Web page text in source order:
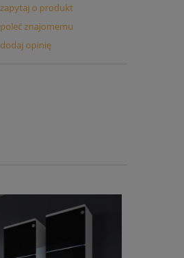
zapytaj o produkt
poleć znajomemu
dodaj opinię